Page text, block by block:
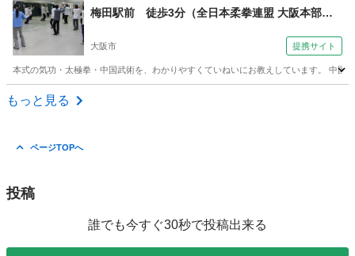
梅田駅前 徒歩3分（全日本柔拳連盟 大阪本部梅
大阪市 提携サイト
本式の気功・太極拳・中国武術を、わかりやすくていねいにお教えしています。 中
大阪 大阪市
もっと見る
ページTOPへ
投稿
誰でも今すぐ30秒で投稿出来る